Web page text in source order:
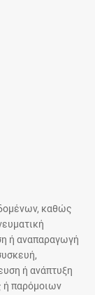
καθώς
ή αναπαραγωγή
ή ανάπτυξη
ή παρόμοιων